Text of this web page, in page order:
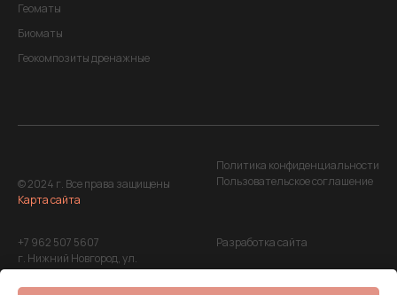
Геоматы
Биоматы
Геокомпозиты дренажные
© 2024 г. Все права защищены
Карта сайта
Политика конфиденциальности
Пользовательское соглашение
+7 962 507 5607
г. Нижний Новгород, ул.
Максима Горького, д. 220
Разработка сайта